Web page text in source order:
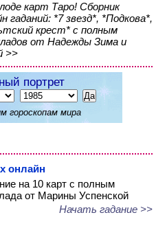
карт Таро! Сборник
гаданий: *7 звезд*, *Подкова*,
крест* с полным
от Надежды Зима и
>>
портрет
гороскопам мира
онлайн
на 10 карт с полным
от Марины Успенской
Начать гадание >>